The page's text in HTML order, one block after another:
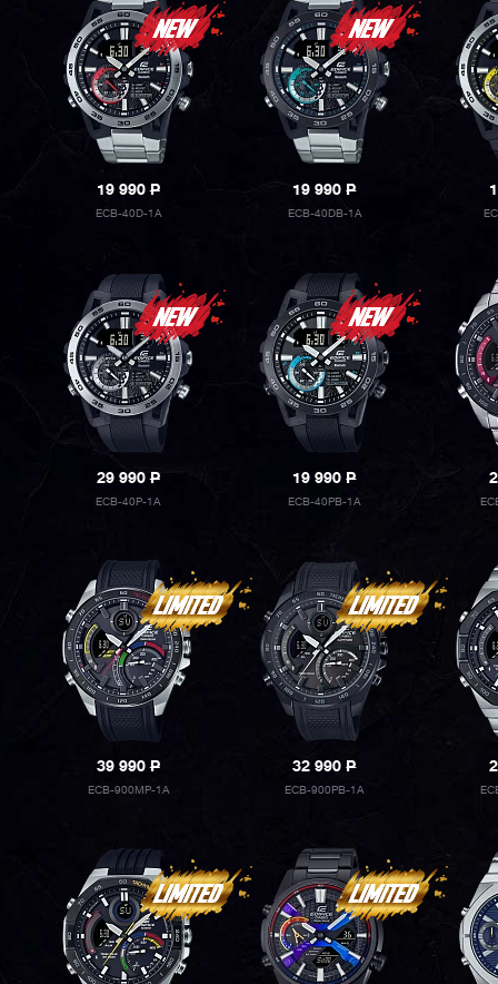
19 990P
ECB-40D-1A
19 990P
ECB-40DB-1A
29 990P
ECB-40P-1A
19 990P
ECB-40PB-1A
39 990P
ECB-900MP-1A
32 990P
ECB-900PB-1A